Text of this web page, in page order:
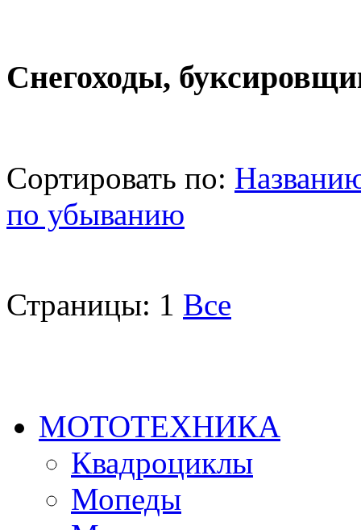
Снегоходы,
Сортировать по:
по убыванию
Страницы: 1 Все
МОТОТЕХНИКА
Квадроциклы
Мопеды